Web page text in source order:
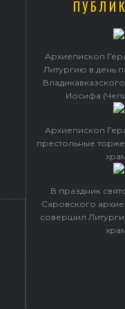
Архиепископ
Литургию в день
Иосифа
Архиепископ
престольные
В праздник
Саровского
совершил